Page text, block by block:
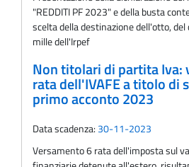
"REDDITI PF 2023" e della busta
scelta della destinazione dell'otto, del
mille dell'Irpef
Non titolari di partita Iva:
rata dell'IVAFE a titolo di
primo acconto 2023
Data scadenza: 30-11-2023
Versamento 6 rata dell'imposta sul